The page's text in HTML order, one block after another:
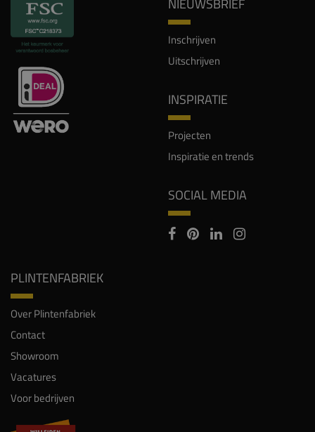
NIEUWSBRIEF
Inschrijven
Uitschrijven
INSPIRATIE
Projecten
Inspiratie en trends
SOCIAL MEDIA
PLINTENFABRIEK
Over Plintenfabriek
Contact
Showroom
Vacatures
Voor bedrijven